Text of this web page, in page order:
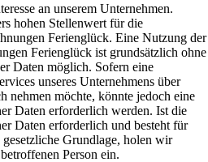
an unserem Unternehmen.
hohen Stellenwert für die
Ferienglück. Eine Nutzung der
Ferienglück ist grundsätzlich ohne
Daten möglich. Sofern eine
unseres Unternehmens über
nehmen möchte, könnte jedoch eine
Daten erforderlich werden. Ist die
Daten erforderlich und besteht für
Grundlage, holen wir
Person ein.